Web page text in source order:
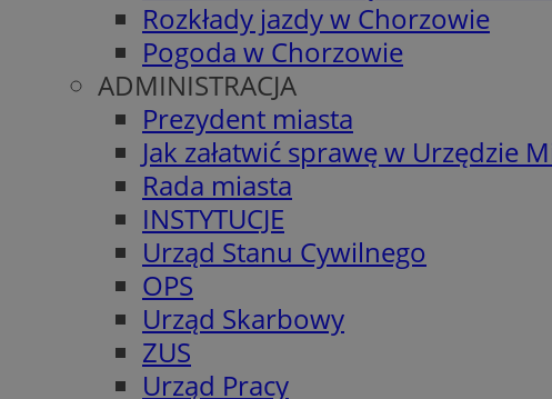
Rozkłady jazdy w Chorzowie
Pogoda w Chorzowie
ADMINISTRACJA
Prezydent miasta
Jak załatwić sprawę w Urzędzie
Rada miasta
INSTYTUCJE
Urząd Stanu Cywilnego
OPS
Urząd Skarbowy
ZUS
Urząd Pracy